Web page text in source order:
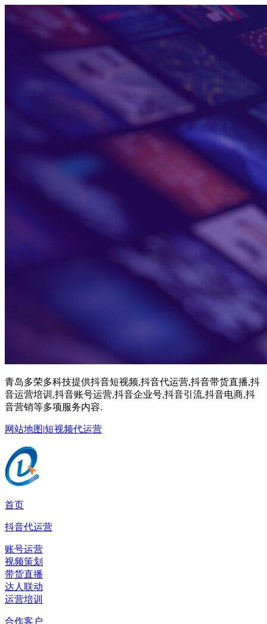
青岛多荣多科技提供抖音短视频,抖音代运营,抖音带货直播,抖
音运营培训,抖音账号运营,抖音企业号,抖音引流,抖音电商,抖
音营销等多项服务内容.
网站地图|短视频代运营
首页
抖音代运营
账号运营
视频策划
带货直播
达人联动
运营培训
合作客户